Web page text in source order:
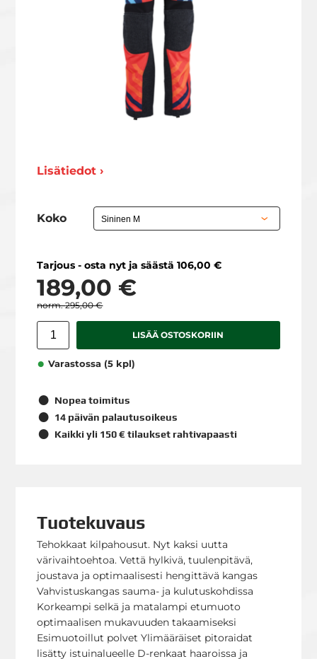
Lisätiedot ›
Koko
Tarjous - osta nyt ja säästä 106,00 €
189,00 €
295,00 €
LISÄÄ OSTOSKORIIN
Varastossa (5 kpl)
Nopea toimitus
14 päivän palautusoikeus
Kaikki yli 150 € tilaukset rahtivapaasti
Tuotekuvaus
Tehokkaat kilpahousut. Nyt kaksi uutta
värivaihtoehtoa. Vettä hylkivä, tuulenpitävä,
joustava ja optimaalisesti hengittävä kangas
Vahvistuskangas sauma- ja kulutuskohdissa
Korkeampi selkä ja matalampi etumuoto
optimaalisen mukavuuden takaamiseksi
Esimuotoillut polvet Ylimääräiset pitoraidat
lisätty istuinalueelle D-renkaat haaroissa ja